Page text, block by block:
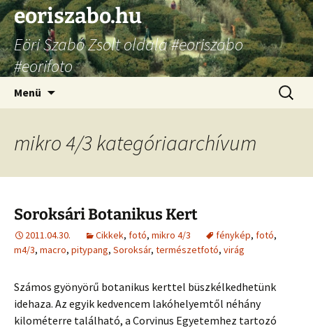
Ugrás
a
tartalomhoz
eoriszabo.hu
Eöri Szabó Zsolt oldala #eoriszabo
#eorifoto
Menü
mikro 4/3 kategóriaarchívum
Soroksári Botanikus Kert
2011.04.30. Cikkek, fotó, mikro 4/3 fénykép, fotó,
m4/3, macro, pitypang, Soroksár, természetfotó, virág
Számos gyönyörű botanikus kerttel büszkélkedhetünk
idehaza. Az egyik kedvencem lakóhelyemtől néhány
kilométerre található, a Corvinus Egyetemhez tartozó